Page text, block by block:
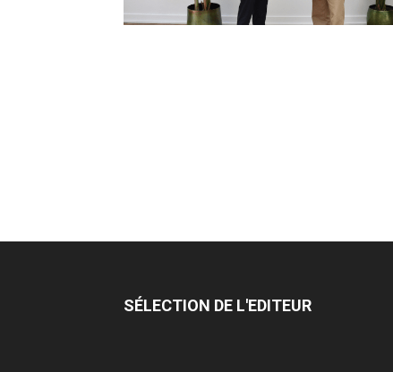
SÉLECTION DE L'EDITEUR